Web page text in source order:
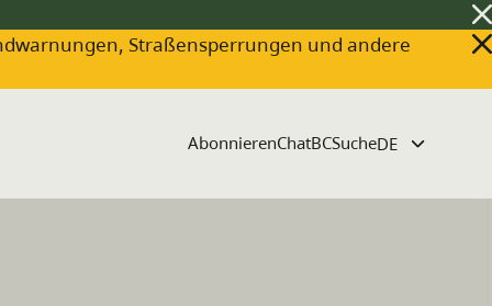
Straßensperrungen und andere
AbonnierenChatBCSuche